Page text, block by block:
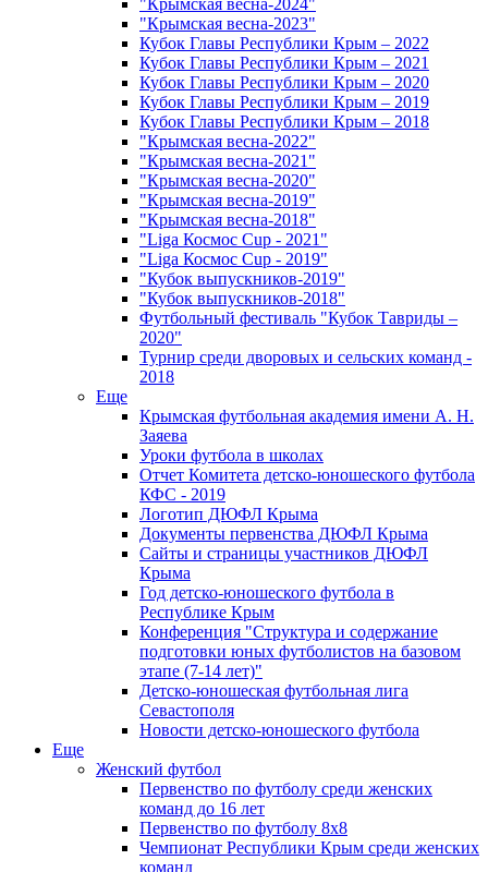
"Крымская весна-2024"
"Крымская весна-2023"
Кубок Главы Республики Крым – 2022
Кубок Главы Республики Крым – 2021
Кубок Главы Республики Крым – 2020
Кубок Главы Республики Крым – 2019
Кубок Главы Республики Крым – 2018
"Крымская весна-2022"
"Крымская весна-2021"
"Крымская весна-2020"
"Крымская весна-2019"
"Крымская весна-2018"
"Liga Космос Cup - 2021"
"Liga Космос Cup - 2019"
"Кубок выпускников-2019"
"Кубок выпускников-2018"
Футбольный фестиваль "Кубок Тавриды –
2020"
Турнир среди дворовых и сельских команд -
2018
Еще
Крымская футбольная академия имени А. Н.
Заяева
Уроки футбола в школах
Отчет Комитета детско-юношеского футбола
КФС - 2019
Логотип ДЮФЛ Крыма
Документы первенства ДЮФЛ Крыма
Сайты и страницы участников ДЮФЛ
Крыма
Год детско-юношеского футбола в
Республике Крым
Конференция "Структура и содержание
подготовки юных футболистов на базовом
этапе (7-14 лет)"
Детско-юношеская футбольная лига
Севастополя
Новости детско-юношеского футбола
Еще
Женский футбол
Первенство по футболу среди женских
команд до 16 лет
Первенство по футболу 8х8
Чемпионат Республики Крым среди женских
команд